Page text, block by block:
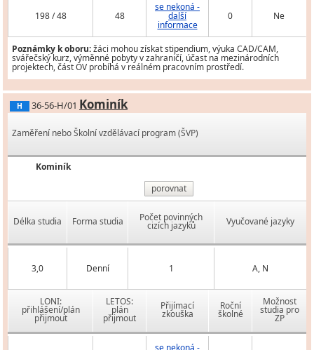
198 / 48 48
se nekoná -
další
informace
0 Ne
Poznámky k oboru:žáci mohou získat stipendium, výuka CAD/CAM,
svářečský kurz, výměnné pobyty v zahraničí, účast na mezinárodních
projektech, část OV probíhá v reálném pracovním prostředí.
H 36-56-H/01 Kominík
Zaměření nebo Školní vzdělávací program (ŠVP)
Kominík
porovnat
Délka studia Forma studia Počet povinných
cizích jazyků Vyučované jazyky
3,0 Denní 1 A, N
LONI:
přihlášení/plán
přijmout
LETOS:
plán
přijmout
Přijímací
zkouška
Roční
školné
Možnost
studia pro
ZP